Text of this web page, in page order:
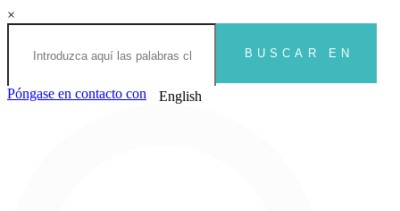
×
Póngase en contacto con English